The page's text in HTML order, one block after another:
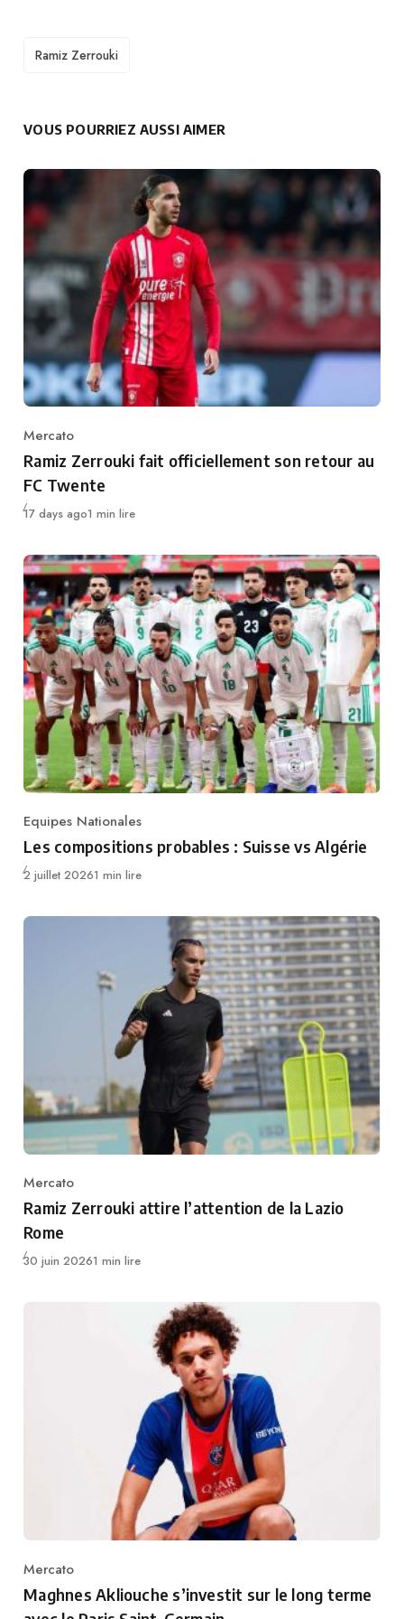
TAGS
Ramiz Zerrouki
VOUS POURRIEZ AUSSI AIMER
Category
Mercato
Ramiz Zerrouki fait officiellement son retour au
FC Twente
Publié
17 days ago1 min lire
Category
Equipes Nationales
Les compositions probables : Suisse vs Algérie
Publié
2 juillet 20261 min lire
Category
Mercato
Ramiz Zerrouki attire l’attention de la Lazio
Rome
Publié
30 juin 20261 min lire
Category
Mercato
Maghnes Akliouche s’investit sur le long terme